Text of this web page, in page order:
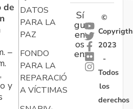
de
–
y
DATOS
PARA LA
PAZ
FONDO
PARA LA
REPARACIÓN
A VÍCTIMAS
Sí
gu
en
os
en:
©
Copyrigth
2023
-
Todos
los
derechos